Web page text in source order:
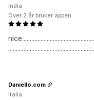
India
Over 2 år bruker appen
Daniello.com
Italia